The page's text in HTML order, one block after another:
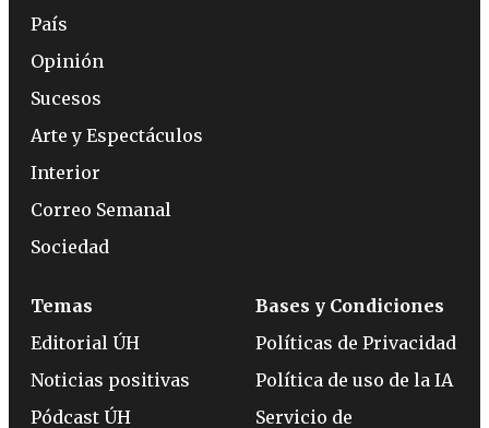
País
Opinión
Sucesos
Arte y Espectáculos
Interior
Correo Semanal
Sociedad
Temas
Editorial ÚH
Noticias positivas
Pódcast ÚH
Bases y Condiciones
Políticas de Privacidad
Política de uso de la IA
Servicio de